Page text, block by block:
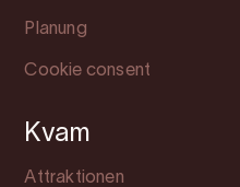
Planung
Cookie consent
Kvam
Attraktionen